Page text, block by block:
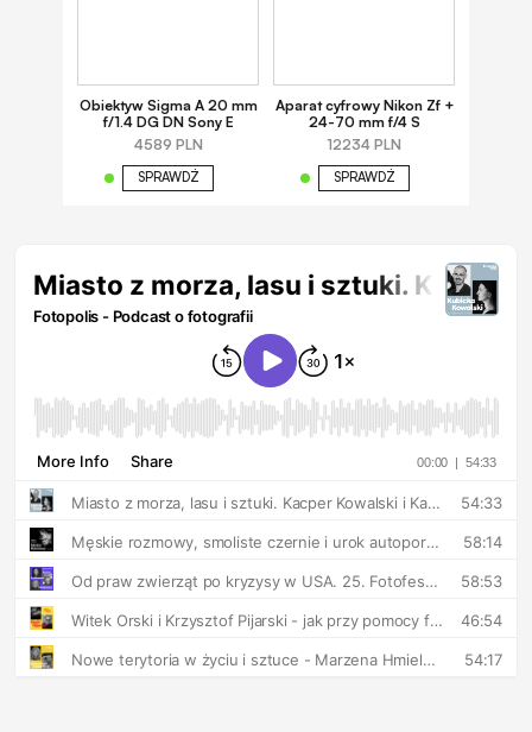
Obiektyw Sigma A 20 mm
f/1.4 DG DN Sony E
4589 PLN
SPRAWDŹ
Aparat cyfrowy Nikon Zf +
24-70 mm f/4 S
12234 PLN
SPRAWDŹ